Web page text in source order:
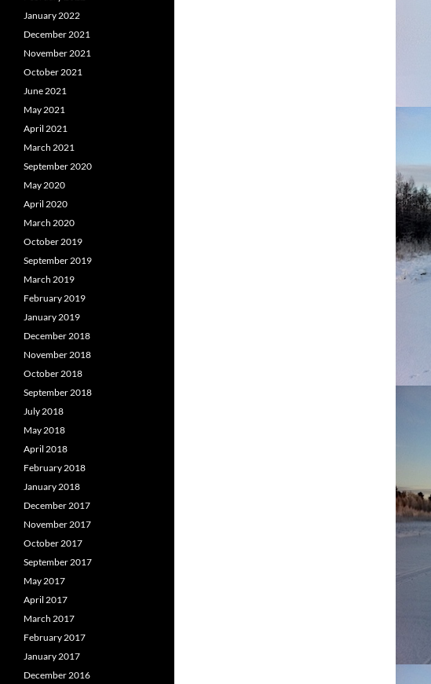
January 2022
December 2021
November 2021
October 2021
June 2021
May 2021
April 2021
March 2021
September 2020
May 2020
April 2020
March 2020
October 2019
September 2019
March 2019
February 2019
January 2019
December 2018
November 2018
October 2018
September 2018
July 2018
May 2018
April 2018
February 2018
January 2018
December 2017
November 2017
October 2017
September 2017
May 2017
April 2017
March 2017
February 2017
January 2017
December 2016